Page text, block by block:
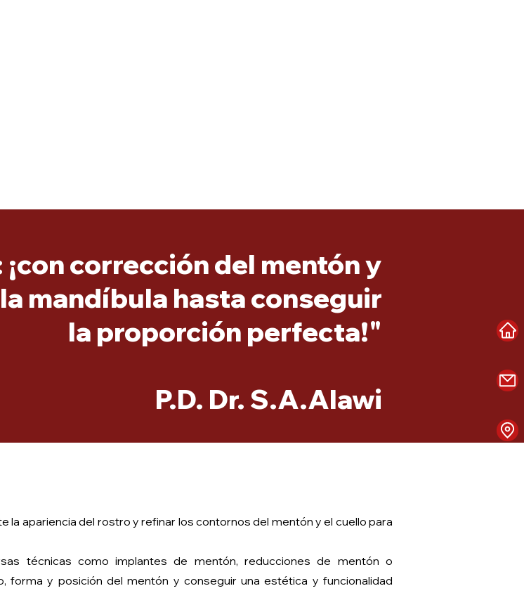
corrección del mentón y
mandíbula hasta conseguir
la proporción perfecta!"
P.D. Dr. S.A.Alawi
apariencia del rostro y refinar los contornos del mentón y el cuello para
técnicas como implantes de mentón, reducciones de mentón o
forma y posición del mentón y conseguir una estética y funcionalidad